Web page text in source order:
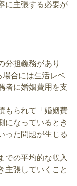
に主張する必要が
分担義務があり
場合には生活レベ
者に婚姻費用を支
もられて「婚姻費
になっているとき
った問題が生じる
での平均的な収入
主張していくこと